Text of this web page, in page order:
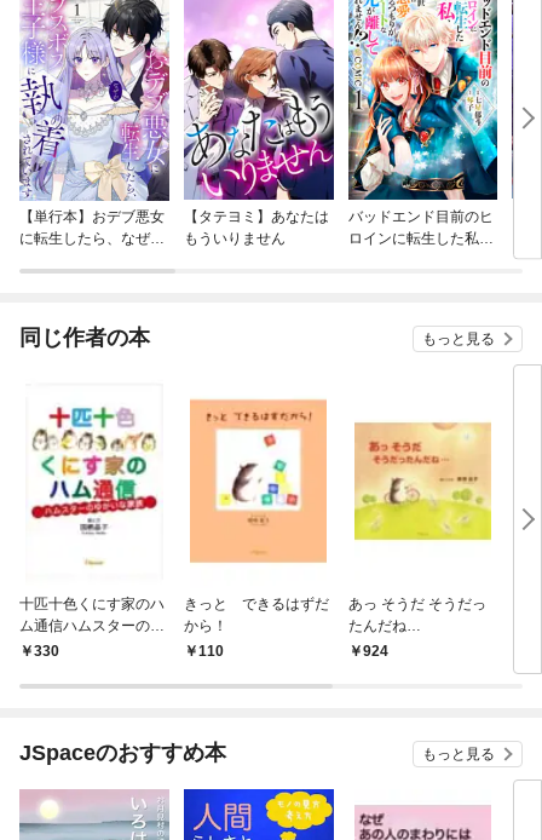
【単行本】おデブ悪女
に転生したら、なぜか
【タテヨミ】あなたは
もういりません
バッドエンド目前のヒ
ロインに転生した私、
同じ作者の本 もっと見る
十匹十色くにす家のハ
ム通信ハムスターのゆ
かいな家族
330
きっと できるはずだ
から！
110
あっ そうだ そうだっ
たんだね…
924
JSpaceのおすすめ本 もっと見る